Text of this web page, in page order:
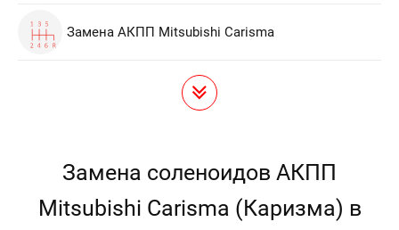
Замена АКПП Mitsubishi Carisma
Замена соленоидов АКПП
Mitsubishi Carisma (Каризма) в